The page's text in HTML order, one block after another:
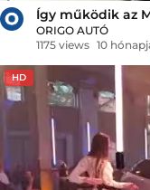
Így működik az
ORIGO AUTÓ
1175 views 10
HD